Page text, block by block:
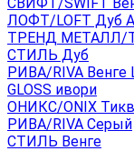
ЛОФТ/LOFT Дуб
ТРЕНД МЕТАЛЛ/
СТИЛЬ Дуб
РИВА/RIVA Венге
GLOSS ивори
ОНИКС/ONIX
РИВА/RIVA Серый
СТИЛЬ Венге